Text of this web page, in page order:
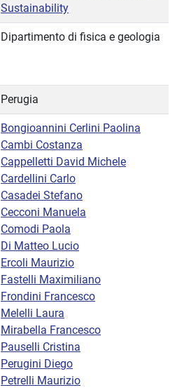
Sustainability
Dipartimento di fisica e geologia
Perugia
Bongioannini Cerlini Paolina
Cambi Costanza
Cappelletti David Michele
Cardellini Carlo
Casadei Stefano
Cecconi Manuela
Comodi Paola
Di Matteo Lucio
Ercoli Maurizio
Fastelli Maximiliano
Frondini Francesco
Melelli Laura
Mirabella Francesco
Pauselli Cristina
Perugini Diego
Petrelli Maurizio